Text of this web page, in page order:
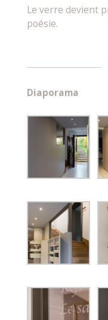
Le verre devient
poésie.
Diaporama